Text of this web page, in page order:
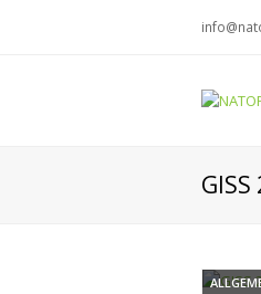
GISS